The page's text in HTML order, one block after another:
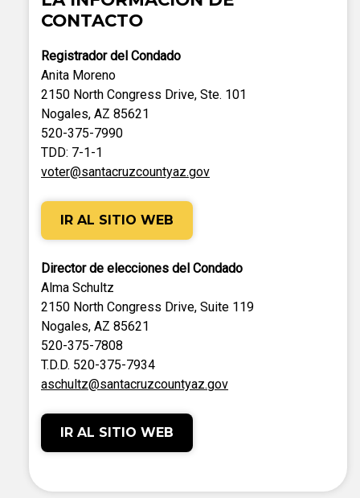
CONTACTO
Registrador del Condado
Anita Moreno
2150 North Congress Drive, Ste. 101
Nogales, AZ 85621
520-375-7990
TDD: 7-1-1
voter@santacruzcountyaz.gov
IR AL SITIO WEB
Director de elecciones del Condado
Alma Schultz
2150 North Congress Drive, Suite 119
Nogales, AZ 85621
520-375-7808
T.D.D. 520-375-7934
aschultz@santacruzcountyaz.gov
IR AL SITIO WEB